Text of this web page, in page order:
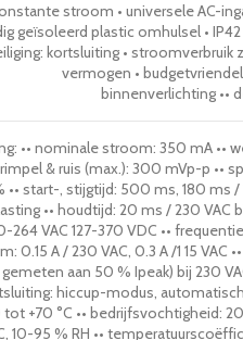
stroom • universele AC-
geïsoleerd plastic omhulsel •
kortsluiting •
vermogen •
binnenverlichting ••
•• nominale stroom: 350 mA ••
rimpel & ruis (max.): 300 mVp-p ••
•• start-, stijgtijd: 500 ms, 180 ms
•• houdtijd: 20 ms / 230 VAC
264 VAC 127-370 VDC ••
0.15 A / 230 VAC, 0.3 A /1 15
aan 50 % Ipeak) bij 230
hiccup-modus,
+70 °C •• bedrijfsvochtigheid:
10-95 % RH ••